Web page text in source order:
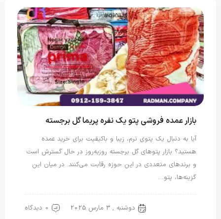
بازار عمده فروشی پتو یک‌ نفره پریما گل برجسته
آیا به دنبال یک پتوی نرم، زیبا و باکیفیت برای خرید عمده
هستید؟ بازار پتوهای گل برجسته روزبه‌روز در حال گسترش است
و برندهای متعددی در این حوزه رقابت می‌کنند. در میان این
گزینه‌ها، پتو…
دوشنبه , 3 مارس 2025 0 دیدگاه